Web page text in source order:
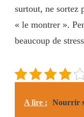
surtout, ne sortez
« le montrer ».
beaucoup de
A lire : Nourrir